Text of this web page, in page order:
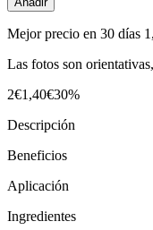
Mejor precio en 30 días
Las fotos son
2€1,40€30%
Descripción
Beneficios
Aplicación
Ingredientes